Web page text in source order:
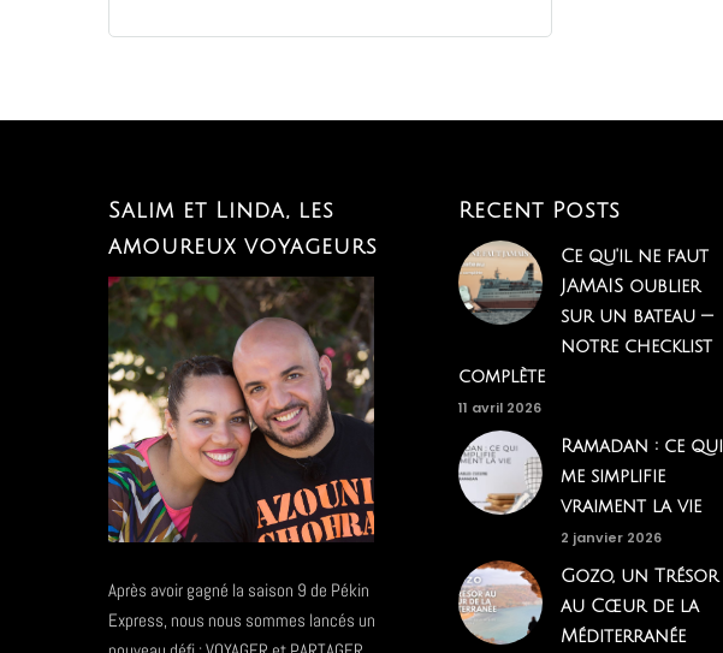
Salim et Linda, les
amoureux voyageurs
Après avoir gagné la saison 9 de Pékin
Express, nous nous sommes lancés un
Recent Posts
Ce qu'il ne faut
JAMAIS oublier
sur un bateau —
notre checklist
complète
11 avril 2026
Ramadan : ce qui
me simplifie
vraiment la vie
2 janvier 2026
Gozo, un Trésor
au Cœur de la
Méditerranée